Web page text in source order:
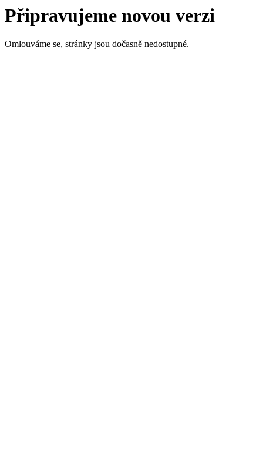
Připravujeme novou verzi
Omlouváme se, stránky jsou dočasně nedostupné.